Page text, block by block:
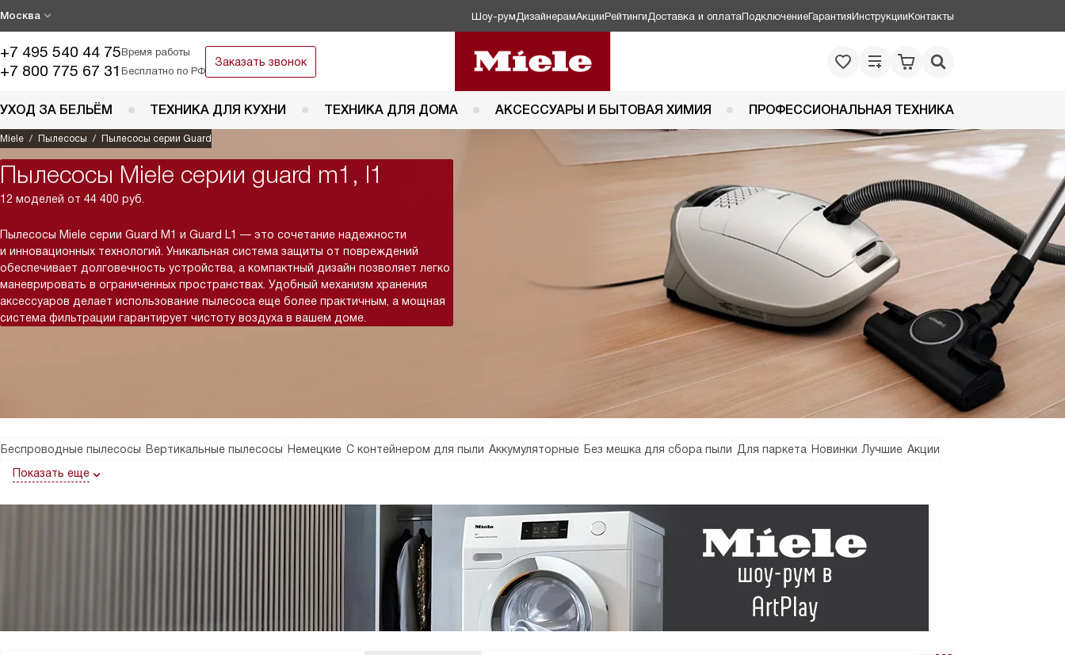
Москва Шоу-рум ДизайнерамАкцииРейтинги Доставка и оплатаПодключениеГарантияИнструкцииКонтакты
+7 495 540 44 75Время работы
+7 800 775 67 31 Бесплатно по РФ
Заказать звонок
УХОД ЗА БЕЛЬЁМ ТЕХНИКА ДЛЯ КУХНИ ТЕХНИКА ДЛЯ ДОМА АКСЕССУАРЫ И БЫТОВАЯ ХИМИЯ ПРОФЕССИОНАЛЬНАЯ ТЕХНИКА
Miele Пылесосы Пылесосы серии Guard
Пылесосы Miele серии guard m1, l1
12 моделей от 44 400 руб.
Пылесосы Miele серии Guard M1 и Guard L1 — это сочетание надежности
и инновационных технологий. Уникальная система защиты от повреждений
обеспечивает долговечность устройства, а компактный дизайн позволяет легко
маневрировать в ограниченных пространствах. Удобный механизм хранения
аксессуаров делает использование пылесоса еще более практичным, а мощная
система фильтрации гарантирует чистоту воздуха в вашем доме.
Беспроводные пылесосы Вертикальные пылесосы Немецкие С контейнером для пыли Аккумуляторные Без мешка для сбора пыли Для паркета Новинки Лучшие Акции
Показать еще